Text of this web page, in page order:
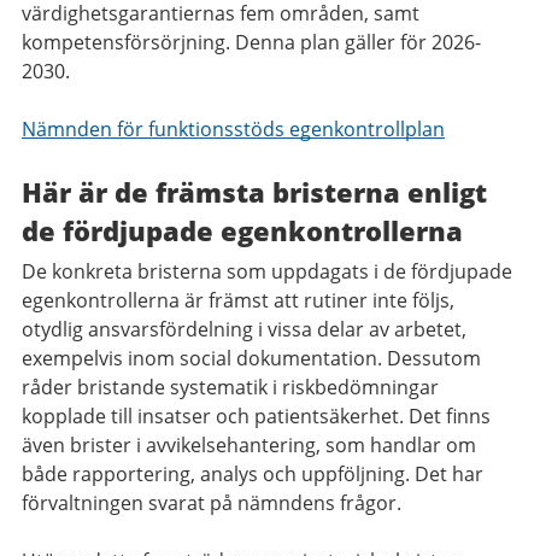
värdighetsgarantiernas fem områden, samt
kompetensförsörjning. Denna plan gäller för 2026-
2030.
Nämnden för funktionsstöds egenkontrollplan
Här är de främsta bristerna enligt
de fördjupade egenkontrollerna
De konkreta bristerna som uppdagats i de fördjupade
egenkontrollerna är främst att rutiner inte följs,
otydlig ansvarsfördelning i vissa delar av arbetet,
exempelvis inom social dokumentation. Dessutom
råder bristande systematik i riskbedömningar
kopplade till insatser och patientsäkerhet. Det finns
även brister i avvikelsehantering, som handlar om
både rapportering, analys och uppföljning. Det har
förvaltningen svarat på nämndens frågor.